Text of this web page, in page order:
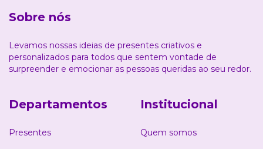
Sobre nós
Levamos nossas ideias de presentes criativos e
personalizados para todos que sentem vontade de
surpreender e emocionar as pessoas queridas ao seu redor.
Departamentos
Presentes
Institucional
Quem somos